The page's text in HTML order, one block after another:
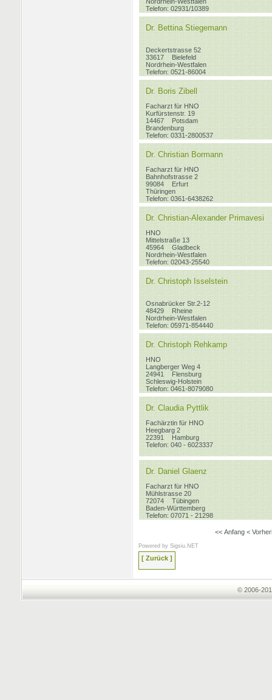
Telefon: 02931/10389
Dr. Bettina Stiegemann
Deckertstrasse 52
33617
Bielefeld
Nordrhein-Westfalen
Telefon: 0521-86004
Dr. Boris Zibell
Facharzt für HNO
Kurfürstenstr. 19
14467
Potsdam
Brandenburg
Telefon: 0331-2800537
Dr. Christian Bormann
Facharzt für HNO
Bahnhofstrasse 2
99084
Erfurt
Thüringen
Telefon: 0361-6438262
Dr. Christian-Alexander Primavesi
HNO
Mittelstraße 13
45964
Gladbeck
Nordrhein-Westfalen
Telefon: 02043-25540
Dr. Christoph Isselstein
Osnabrücker Str.2-12
48429
Rheine
Nordrhein-Westfalen
Telefon: 05971-854440
Dr. Christoph Rehkamp
HNO
Langberger Weg 4
24941
Flensburg
Schleswig-Holstein
Telefon: 0461-8079080
Dr. Claudia Pyttlik
Fachärztin für HNO
Heegbarg 2
22391
Hamburg
Telefon: 040 - 6023337
Dr. Daniel Glaenz
Facharzt für HNO
Mühlstrasse 20
72074
Tübingen
Baden-Württemberg
Telefon: 07071 - 21298
<< Anfang <
Powered by Sigsiu.NET
[ Zurück ]
© 2006-